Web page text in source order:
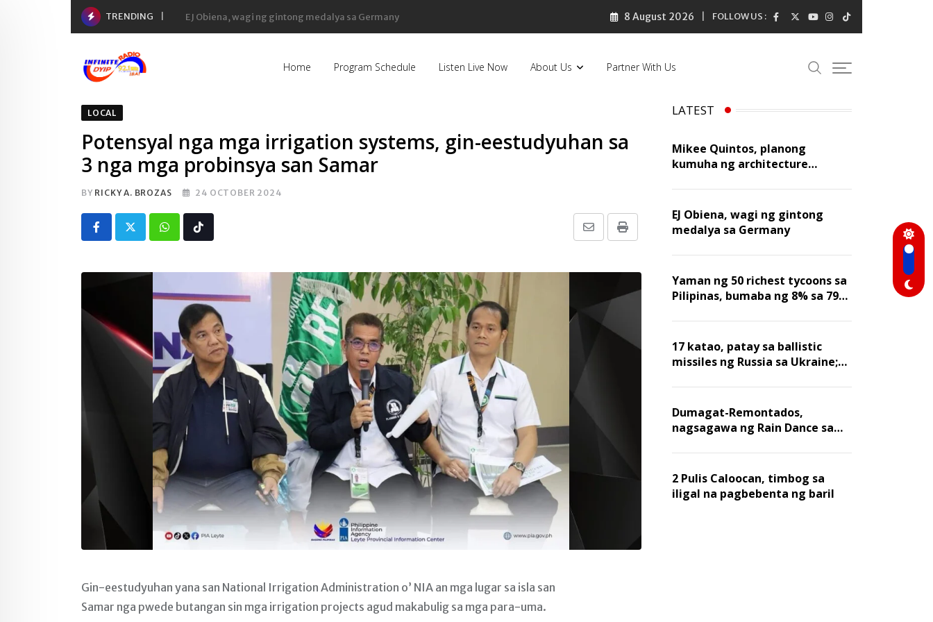
TRENDING Yaman ng 50 richest tycoons sa Pilipinas, bumaba ng 8% sa 79 billion dollars, ayon sa Forbes 8 August 2026 FOLLOW US :
Home Program Schedule Listen Live Now About Us Partner With Us
LOCAL
Potensyal nga mga irrigation systems, gin-eestudyuhan sa
3 nga mga probinsya san Samar
BY RICKY A. BROZAS 24 OCTOBER 2024
Whatsapp Print
Share
Email
Tiktok
Gin-eestudyuhan yana san National Irrigation Administration o’ NIA an mga lugar sa isla san
Samar nga pwede butangan sin mga irrigation projects agud makabulig sa mga para-uma.
LATEST
Mikee Quintos, planong
kumuha ng architecture
taon
EJ Obiena, wagi ng gintong
medalya sa Germany
Yaman ng 50 richest tycoons sa
Pilipinas, bumaba ng 8% sa 79
17 katao, patay sa ballistic
missiles ng Russia sa Ukraine;
nawasak
Dumagat-Remontados,
nagsagawa ng Rain Dance sa
2 Pulis Caloocan, timbog sa
iligal na pagbebenta ng baril